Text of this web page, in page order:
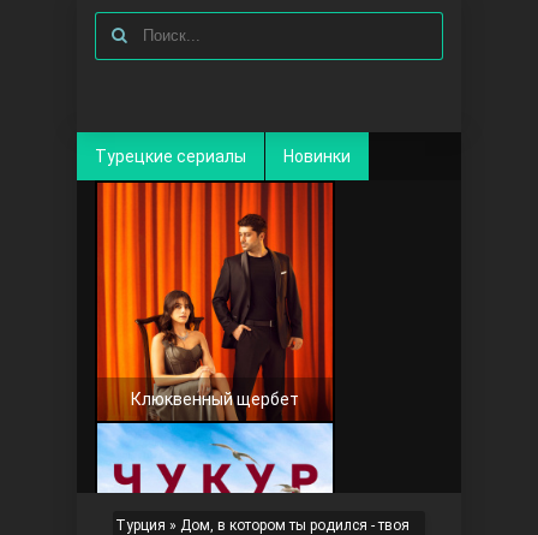
Турецкие сериалы Новинки
Клюквенный щербет
Турция » Дом, в котором ты родился - твоя